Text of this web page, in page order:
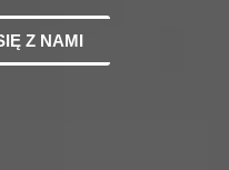
Z NAMI